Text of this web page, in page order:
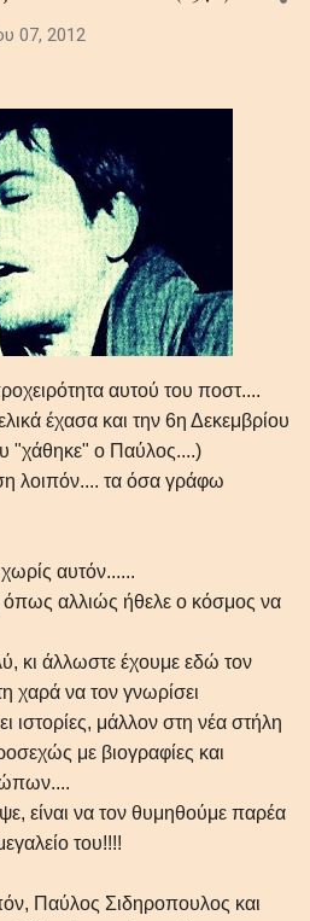
και καθολικές σκιές
λάμψη του λυκόφωτος. Ο ήχος από
τα έγχορδα δημιουργούν μία
και μεγαλοπρεπή με
στο αχανές διάστημα. In the
07, 2012
αυτού του ποστ....
έχασα και την 6η Δεκεμβρίου
"χάθηκε" ο Παύλος....)
λοιπόν.... τα όσα γράφω
αυτόν......
αλλιώς ήθελε ο κόσμος να
κι άλλωστε έχουμε εδώ τον
χαρά να τον γνωρίσει
ιστορίες, μάλλον στη νέα στήλη
με βιογραφίες και
είναι να τον θυμηθούμε παρέα
του!!!!
Παύλος Σιδηροπουλος και